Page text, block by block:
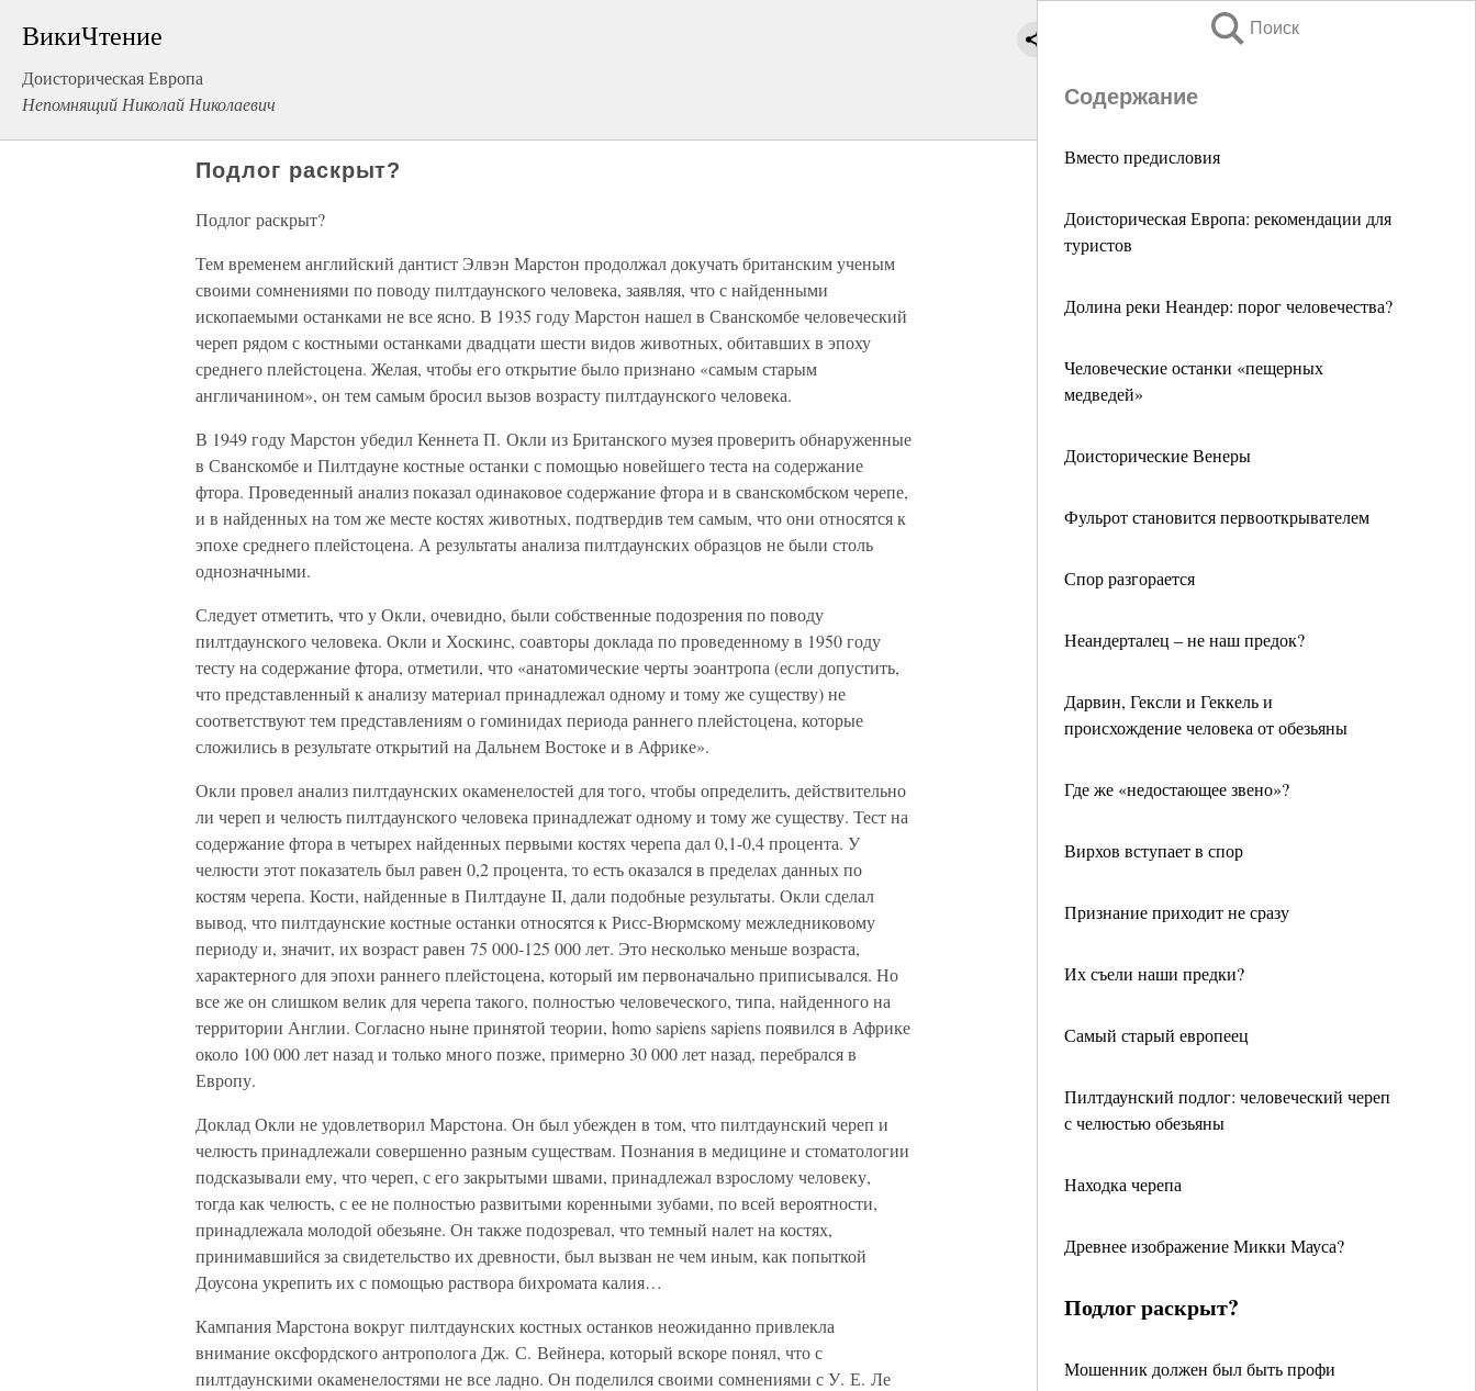
ВикиЧтение
Доисторическая Европа
Непомнящий Николай Николаевич
Поиск
Содержание
Вместо предисловия
Доисторическая Европа: рекомендации для
туристов
Долина реки Неандер: порог человечества?
Человеческие останки «пещерных
медведей»
Доисторические Венеры
Фульрот становится первооткрывателем
Спор разгорается
Неандерталец – не наш предок?
Дарвин, Гексли и Геккель и
происхождение человека от обезьяны
Где же «недостающее звено»?
Вирхов вступает в спор
Признание приходит не сразу
Их съели наши предки?
Самый старый европеец
Пилтдаунский подлог: человеческий череп
с челюстью обезьяны
Находка черепа
Древнее изображение Микки Мауса?
Подлог раскрыт?
Мошенник должен был быть профи
Подлог раскрыт?
Подлог раскрыт?
Тем временем английский дантист Элвэн Марстон продолжал докучать британским ученым
своими сомнениями по поводу пилтдаунского человека, заявляя, что с найденными
ископаемыми останками не все ясно. В 1935 году Марстон нашел в Сванскомбе человеческий
череп рядом с костными останками двадцати шести видов животных, обитавших в эпоху
среднего плейстоцена. Желая, чтобы его открытие было признано «самым старым
англичанином», он тем самым бросил вызов возрасту пилтдаунского человека.
В 1949 году Марстон убедил Кеннета П. Окли из Британского музея проверить обнаруженные
в Сванскомбе и Пилтдауне костные останки с помощью новейшего теста на содержание
фтора. Проведенный анализ показал одинаковое содержание фтора и в сванскомбском черепе,
и в найденных на том же месте костях животных, подтвердив тем самым, что они относятся к
эпохе среднего плейстоцена. А результаты анализа пилтдаунских образцов не были столь
однозначными.
Следует отметить, что у Окли, очевидно, были собственные подозрения по поводу
пилтдаунского человека. Окли и Хоскинс, соавторы доклада по проведенному в 1950 году
тесту на содержание фтора, отметили, что «анатомические черты эоантропа (если допустить,
что представленный к анализу материал принадлежал одному и тому же существу) не
соответствуют тем представлениям о гоминидах периода раннего плейстоцена, которые
сложились в результате открытий на Дальнем Востоке и в Африке».
Окли провел анализ пилтдаунских окаменелостей для того, чтобы определить, действительно
ли череп и челюсть пилтдаунского человека принадлежат одному и тому же существу. Тест на
содержание фтора в четырех найденных первыми костях черепа дал 0,1-0,4 процента. У
челюсти этот показатель был равен 0,2 процента, то есть оказался в пределах данных по
костям черепа. Кости, найденные в Пилтдауне II, дали подобные результаты. Окли сделал
вывод, что пилтдаунские костные останки относятся к Рисс-Вюрмскому межледниковому
периоду и, значит, их возраст равен 75 000-125 000 лет. Это несколько меньше возраста,
характерного для эпохи раннего плейстоцена, который им первоначально приписывался. Но
все же он слишком велик для черепа такого, полностью человеческого, типа, найденного на
территории Англии. Согласно ныне принятой теории, homo sapiens sapiens появился в Африке
около 100 000 лет назад и только много позже, примерно 30 000 лет назад, перебрался в
Европу.
Доклад Окли не удовлетворил Марстона. Он был убежден в том, что пилтдаунский череп и
челюсть принадлежали совершенно разным существам. Познания в медицине и стоматологии
подсказывали ему, что череп, с его закрытыми швами, принадлежал взрослому человеку,
тогда как челюсть, с ее не полностью развитыми коренными зубами, по всей вероятности,
принадлежала молодой обезьяне. Он также подозревал, что темный налет на костях,
принимавшийся за свидетельство их древности, был вызван не чем иным, как попыткой
Доусона укрепить их с помощью раствора бихромата калия…
Кампания Марстона вокруг пилтдаунских костных останков неожиданно привлекла
внимание оксфордского антрополога Дж. С. Вейнера, который вскоре понял, что с
пилтдаунскими окаменелостями не все ладно. Он поделился своими сомнениями с У. Е. Ле